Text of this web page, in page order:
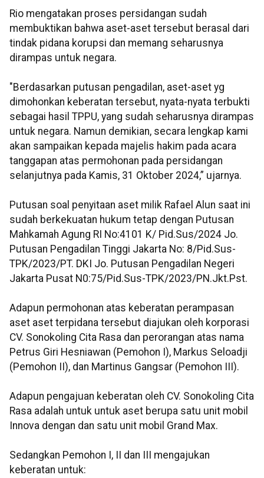
Rio mengatakan proses persidangan sudah
membuktikan bahwa aset-aset tersebut berasal dari
tindak pidana korupsi dan memang seharusnya
dirampas untuk negara.
"Berdasarkan putusan pengadilan, aset-aset yg
dimohonkan keberatan tersebut, nyata-nyata terbukti
sebagai hasil TPPU, yang sudah seharusnya dirampas
untuk negara. Namun demikian, secara lengkap kami
akan sampaikan kepada majelis hakim pada acara
tanggapan atas permohonan pada persidangan
selanjutnya pada Kamis, 31 Oktober 2024,” ujarnya.
Putusan soal penyitaan aset milik Rafael Alun saat ini
sudah berkekuatan hukum tetap dengan Putusan
Mahkamah Agung RI No:4101 K/ Pid.Sus/2024 Jo.
Putusan Pengadilan Tinggi Jakarta No: 8/Pid.Sus-
TPK/2023/PT. DKI Jo. Putusan Pengadilan Negeri
Jakarta Pusat N0:75/Pid.Sus-TPK/2023/PN.Jkt.Pst.
Adapun permohonan atas keberatan perampasan
aset aset terpidana tersebut diajukan oleh korporasi
CV. Sonokoling Cita Rasa dan perorangan atas nama
Petrus Giri Hesniawan (Pemohon I), Markus Seloadji
(Pemohon II), dan Martinus Gangsar (Pemohon III).
Adapun pengajuan keberatan oleh CV. Sonokoling Cita
Rasa adalah untuk untuk aset berupa satu unit mobil
Innova dengan dan satu unit mobil Grand Max.
Sedangkan Pemohon I, II dan III mengajukan
keberatan untuk: